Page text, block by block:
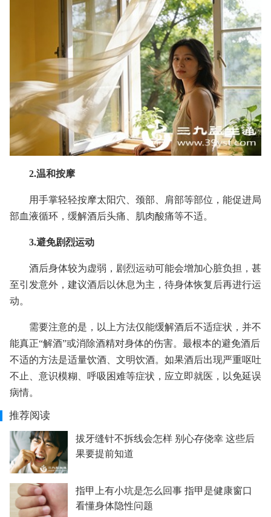
2.温和按摩
用手掌轻轻按摩太阳穴、颈部、肩部等部位，能促进局
部血液循环，缓解酒后头痛、肌肉酸痛等不适。
3.避免剧烈运动
酒后身体较为虚弱，剧烈运动可能会增加心脏负担，甚
至引发意外，建议酒后以休息为主，待身体恢复后再进行运
动。
需要注意的是，以上方法仅能缓解酒后不适症状，并不
能真正“解酒”或消除酒精对身体的伤害。最根本的避免酒后
不适的方法是适量饮酒、文明饮酒。如果酒后出现严重呕吐
不止、意识模糊、呼吸困难等症状，应立即就医，以免延误
病情。
推荐阅读
拔牙缝针不拆线会怎样 别心存侥幸 这些后
果要提前知道
指甲上有小坑是怎么回事 指甲是健康窗口
看懂身体隐性问题